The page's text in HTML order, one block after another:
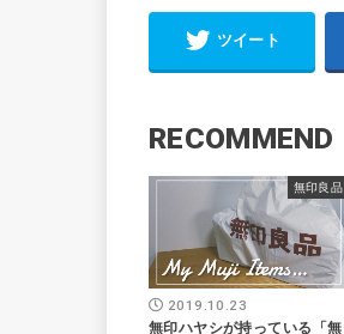
ツイート
RECOMMEND
無印良品
2019.10.23
無印ハヤシが持っている「無